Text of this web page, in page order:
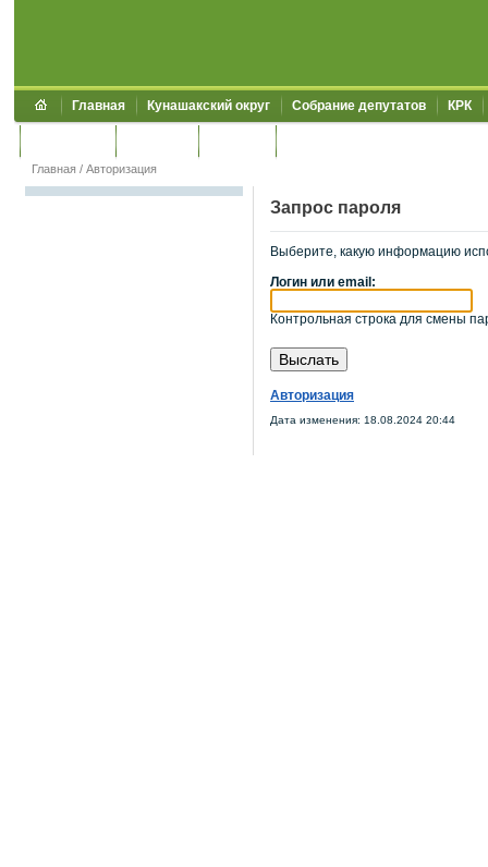
Главная Кунашакский округ Собрание депутатов КРК
Главная / Авторизация
Запрос пароля
Выберите, какую информацию
Логин или email:
Контрольная строка для смены
Авторизация
Дата изменения: 18.08.2024 20:44